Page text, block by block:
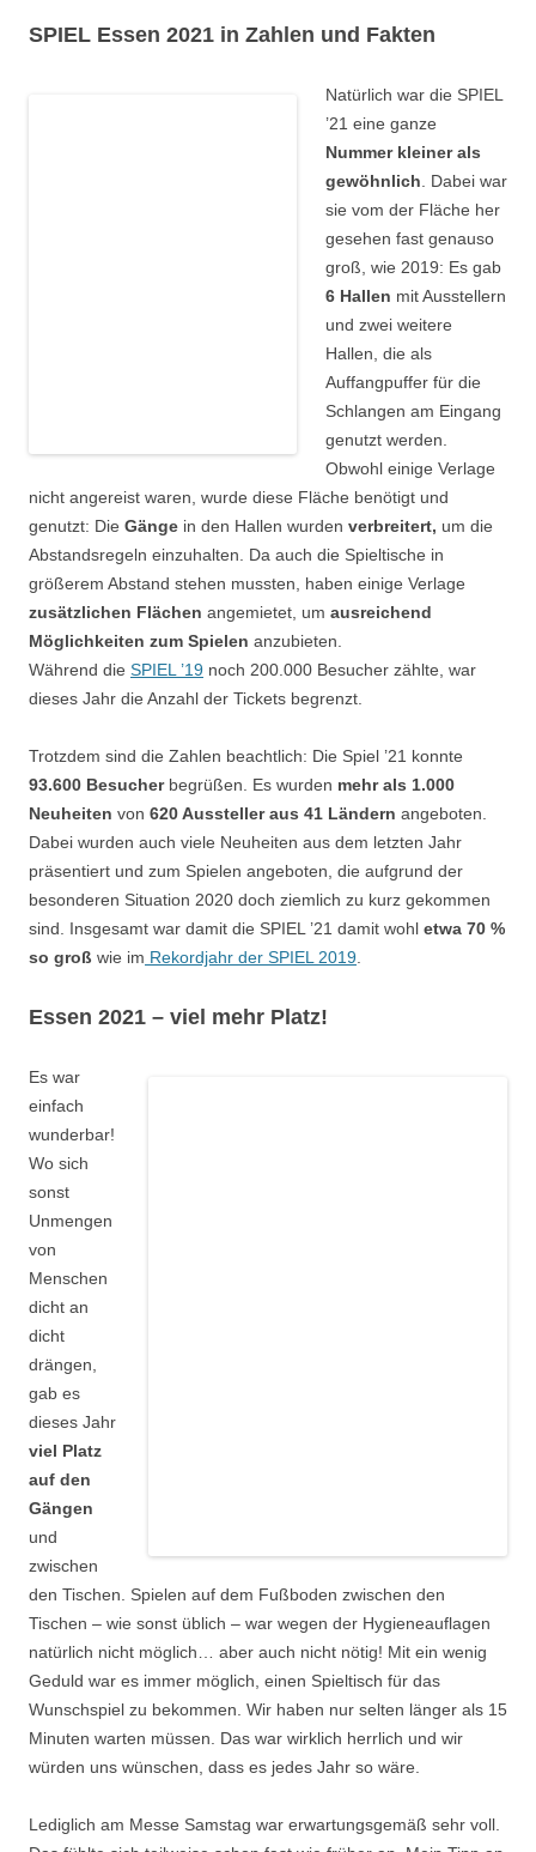
SPIEL Essen 2021 in Zahlen und Fakten
Natürlich war die SPIEL
’21 eine ganze
Nummer kleiner als
gewöhnlich. Dabei war
sie vom der Fläche her
gesehen fast genauso
groß, wie 2019: Es gab
6 Hallen mit Ausstellern
und zwei weitere
Hallen, die als
Auffangpuffer für die
Schlangen am Eingang
genutzt werden.
Obwohl einige Verlage
nicht angereist waren, wurde diese Fläche benötigt und
genutzt: Die Gänge in den Hallen wurden verbreitert, um die
Abstandsregeln einzuhalten. Da auch die Spieltische in
größerem Abstand stehen mussten, haben einige Verlage
zusätzlichen Flächen angemietet, um ausreichend
Möglichkeiten zum Spielen anzubieten.
Während die SPIEL ’19 noch 200.000 Besucher zählte, war
dieses Jahr die Anzahl der Tickets begrenzt.
Trotzdem sind die Zahlen beachtlich: Die Spiel ’21 konnte
93.600 Besucherbegrüßen. Es wurden mehr als 1.000
Neuheiten von 620 Aussteller aus 41 Ländern angeboten.
Dabei wurden auch viele Neuheiten aus dem letzten Jahr
präsentiert und zum Spielen angeboten, die aufgrund der
besonderen Situation 2020 doch ziemlich zu kurz gekommen
sind. Insgesamt war damit die SPIEL ’21 damit wohl etwa 70 %
so groß wie im Rekordjahr der SPIEL 2019.
Essen 2021 – viel mehr Platz!
Es war
einfach
wunderbar!
Wo sich
sonst
Unmengen
von
Menschen
dicht an
dicht
drängen,
gab es
dieses Jahr
viel Platz
auf den
Gängen
und
zwischen
den Tischen. Spielen auf dem Fußboden zwischen den
Tischen – wie sonst üblich – war wegen der Hygieneauflagen
natürlich nicht möglich… aber auch nicht nötig! Mit ein wenig
Geduld war es immer möglich, einen Spieltisch für das
Wunschspiel zu bekommen. Wir haben nur selten länger als 15
Minuten warten müssen. Das war wirklich herrlich und wir
würden uns wünschen, dass es jedes Jahr so wäre.
Lediglich am Messe Samstag war erwartungsgemäß sehr voll.